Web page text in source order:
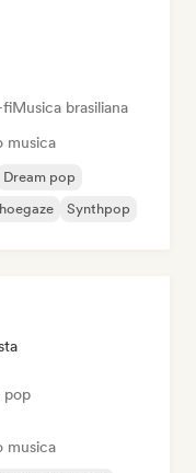
fiMusica brasiliana
musica
Dream pop
Synthpop
pop
musica